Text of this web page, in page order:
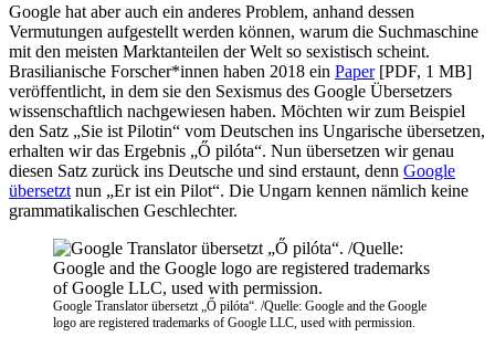
Google hat aber auch ein anderes Problem, anhand dessen
Vermutungen aufgestellt werden können, warum die Suchmaschine
mit den meisten Marktanteilen der Welt so sexistisch scheint.
Brasilianische Forscher*innen haben 2018 ein Paper[PDF, 1 MB]
veröffentlicht, in dem sie den Sexismus des Google Übersetzers
wissenschaftlich nachgewiesen haben. Möchten wir zum Beispiel
den Satz „Sie ist Pilotin“ vom Deutschen ins Ungarische übersetzen,
erhalten wir das Ergebnis „Ő pilóta“. Nun übersetzen wir genau
diesen Satz zurück ins Deutsche und sind erstaunt, denn Google
übersetzt nun „Er ist ein Pilot“. Die Ungarn kennen nämlich keine
grammatikalischen Geschlechter.
Google Translator übersetzt „Ő pilóta“. /Quelle: Google and the Google
logo are registered trademarks of Google LLC, used with permission.